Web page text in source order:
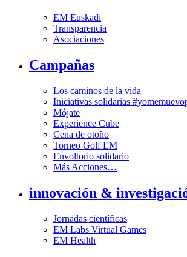
EM Euskadi
Transparencia
Asociaciones
Campañas
Los caminos de la vida
Iniciativas solidarias
Mójate
Experience Cube
Cena de otoño
Torneo Golf EM
Envoltorio solidario
Más Acciones…
innovación &
Jornadas científicas
EM Labs Virtual Games
EM Health